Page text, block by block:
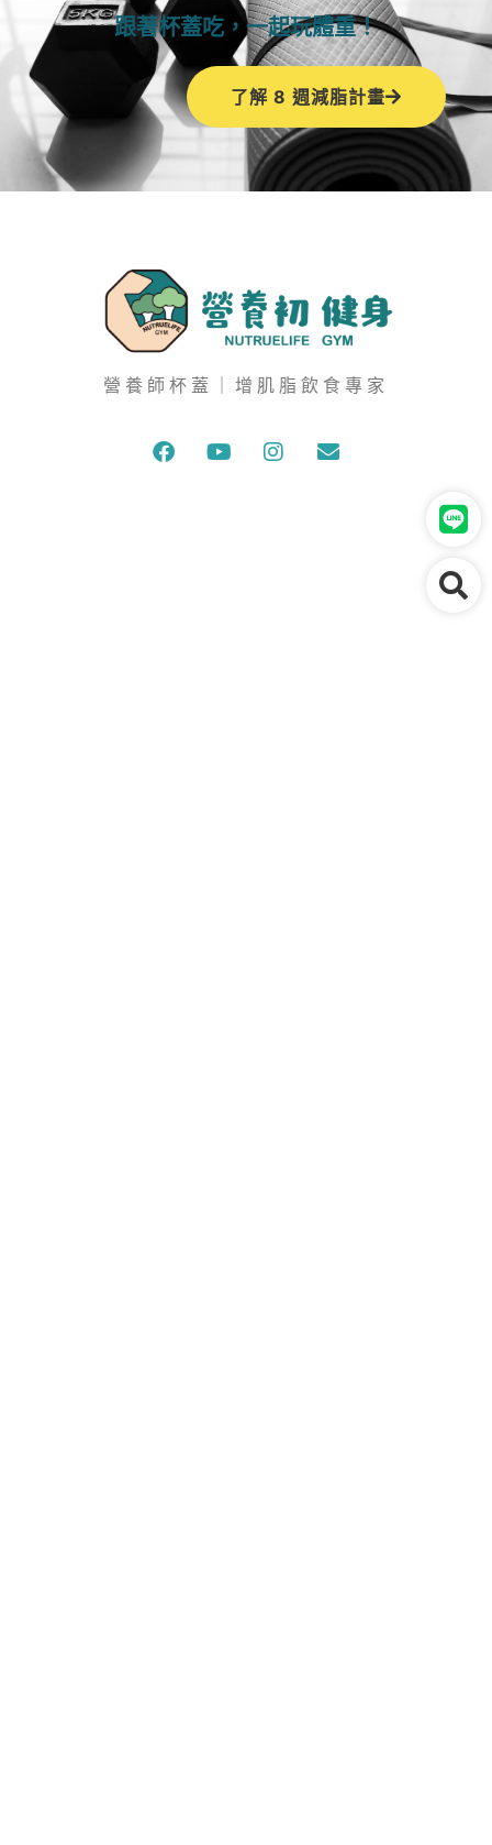
跟著杯蓋吃，一起玩體重！
了解 8 週減脂計畫
營養師杯蓋｜增肌脂飲食專家